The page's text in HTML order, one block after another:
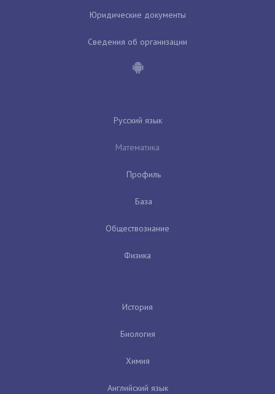
Юридические документы
Сведения об организации
Русский язык
Математика
Профиль
База
Обществознание
Физика
История
Биология
Химия
Английский язык